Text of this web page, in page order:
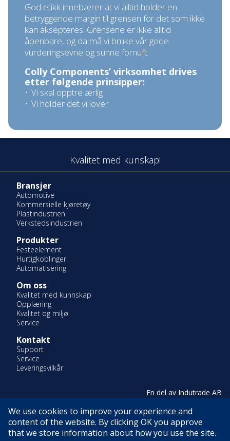
God etikk innebærer at vi alltid holder en
betryggende margin til grensen for det som ikke
kan aksepteres. Grensene er ikke alltid
åpenbare, og da må vi bruke vår gode
vurderingsevne og sunne fornuft.
Colly Components’ virksomhet drives
etter følgende prinsipper:
Vi skal opptre ærlig
Vi holder det vi lover
We use cookies to improve your experience and
content of the website. By clicking OK you approve
that we store information about how you use the site.
Kvalitet med kunskap!
Bransjer
Automotive
Kommersielle kjøretøy
Plastindustrien
Verkstedsindustrien
Produkter
Festeelement
Hurtigkoblinger
Automatisering
Om oss
Kvalitet med kunnskap
Opplæring
Kvalitet og miljø
Service
Kontakt
Support
Service
Leveringsvilkår
En del av Indutrade AB